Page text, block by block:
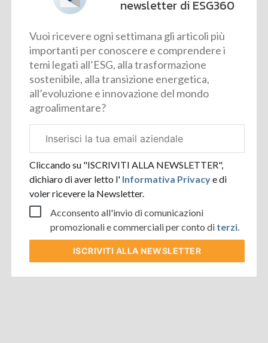
newsletter di ESG360
Vuoi ricevere ogni settimana gli articoli più
importanti per conoscere e comprendere i
temi legati all’ESG, alla trasformazione
sostenibile, alla transizione energetica,
all’evoluzione e innovazione del mondo
agroalimentare?
aziendale
Cliccando su "ISCRIVITI ALLA NEWSLETTER",
dichiaro di aver letto l' Informativa Privacye di
voler ricevere la Newsletter.
Acconsento all'invio di comunicazioni
promozionali e commerciali per conto di terzi.
ISCRIVITI ALLA NEWSLETTER